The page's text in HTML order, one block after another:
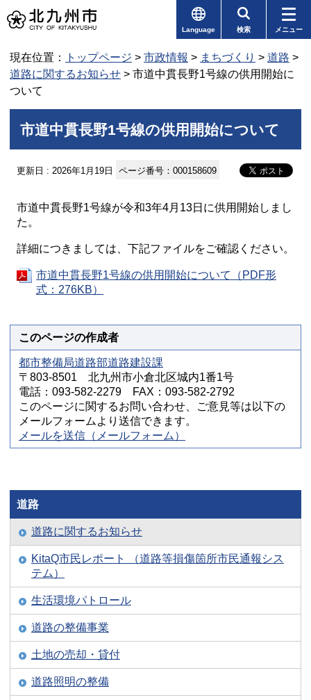
Language 検索 メニュー
現在位置： トップページ > 市政情報 > まちづくり > 道路 >
道路に関するお知らせ > 市道中貫長野1号線の供用開始に
ついて
市道中貫長野1号線の供用開始について
更新日 : 2026年1月19日 ページ番号：000158609
市道中貫長野1号線が令和3年4月13日に供用開始しまし
た。
詳細につきましては、下記ファイルをご確認ください。
市道中貫長野1号線の供用開始について（PDF形
式：276KB）
このページの作成者
都市整備局道路部道路建設課
〒803-8501 北九州市小倉北区城内1番1号
電話：093-582-2279 FAX：093-582-2792
このページに関するお問い合わせ、ご意見等は以下の
メールフォームより送信できます。
メールを送信（メールフォーム）
道路
道路に関するお知らせ
KitaQ市民レポート （道路等損傷箇所市民通報シス
テム）
生活環境パトロール
道路の整備事業
土地の売却・貸付
道路照明の整備